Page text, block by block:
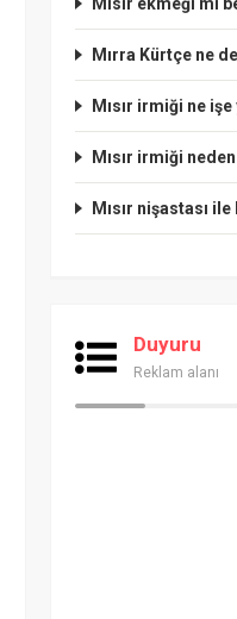
Mırra Kürtçe ne
Mısır irmiği ne
Mısır irmiği neden
Mısır nişastası
Duyuru
Reklam alanı